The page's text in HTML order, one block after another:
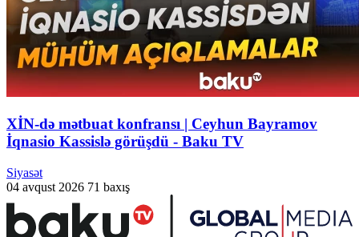
XİN-də mətbuat konfransı | Ceyhun Bayramov
İqnasio Kassislə görüşdü - Baku TV
Siyasət
04 avqust 2026 71 baxış